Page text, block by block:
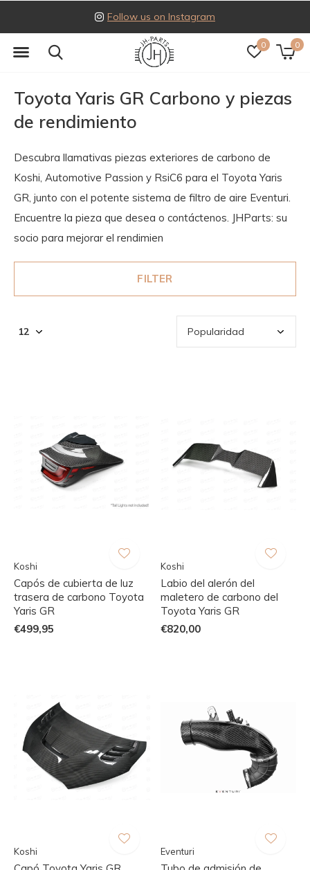
0 0
Follow us on Instagram
Toyota Yaris GR Carbono y piezas
de rendimiento
Descubra llamativas piezas exteriores de carbono de
Koshi, Automotive Passion y RsiC6 para el Toyota Yaris
GR, junto con el potente sistema de filtro de aire Eventuri.
Encuentre la pieza que desea o contáctenos. JHParts: su
socio para mejorar el rendimien
FILTER
Koshi
Capós de cubierta de luz
trasera de carbono Toyota
Yaris GR
€499,95
Koshi
Labio del alerón del
maletero de carbono del
Toyota Yaris GR
€820,00
Koshi Eventuri